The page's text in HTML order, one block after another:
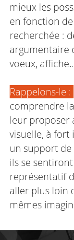
mieux les
en fonction
recherchée :
argumentaire
voeux,
Rappelons-le :
comprendre
leur proposer
visuelle, à fort
un support
ils se
représentatif
aller plus loin
mêmes